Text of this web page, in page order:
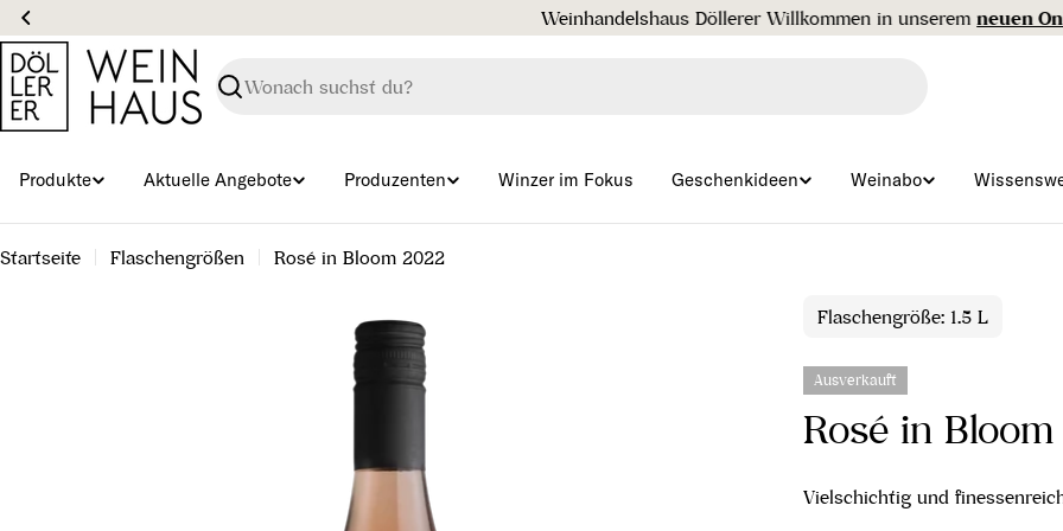
Zum
Inhalt
springen
Weinhandelshaus Döllerer Willkommen in unseremneuen Online-
Suchen
Produkte Aktuelle Angebote Produzenten Winzer im Fokus Geschenkideen Weinabo
Startseite Flaschengrößen Rosé in Bloom 2022
Flaschengröße: 1.5 L
Ausverkauft
Rosé in
Vielschichtig und